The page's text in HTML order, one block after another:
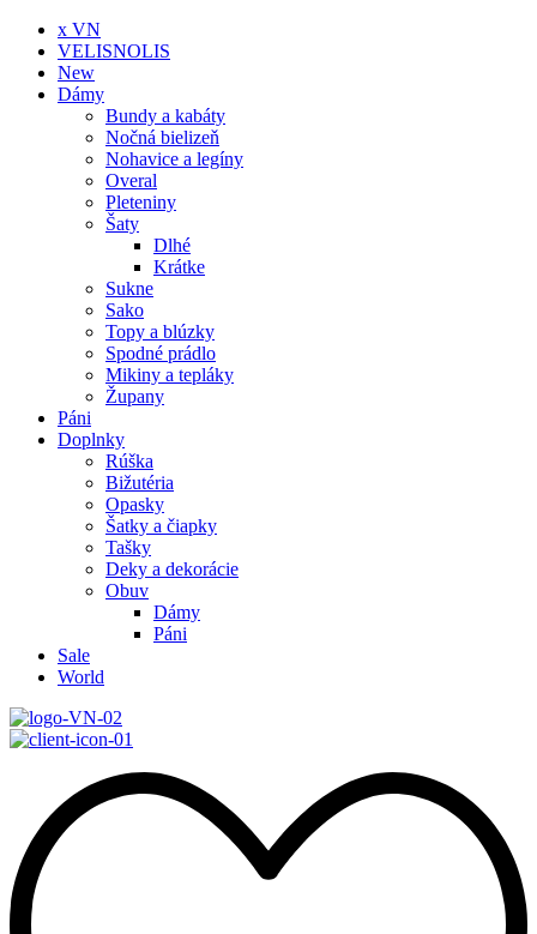
x VN
VELISNOLIS
New
Dámy
Bundy a kabáty
Nočná bielizeň
Nohavice a legíny
Overal
Pleteniny
Šaty
Dlhé
Krátke
Sukne
Sako
Topy a blúzky
Spodné prádlo
Mikiny a tepláky
Župany
Páni
Doplnky
Rúška
Bižutéria
Opasky
Šatky a čiapky
Tašky
Deky a dekorácie
Obuv
Dámy
Páni
Sale
World